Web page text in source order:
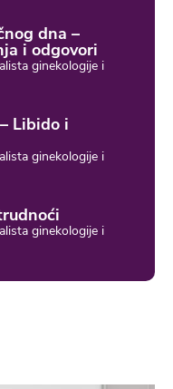
dna –
i odgovori
ginekologije i
Libido i
ginekologije i
ginekologije i